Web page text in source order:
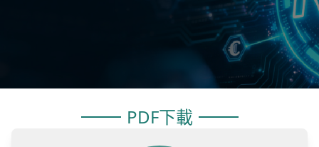
UTILITY TOKEN PDF下載